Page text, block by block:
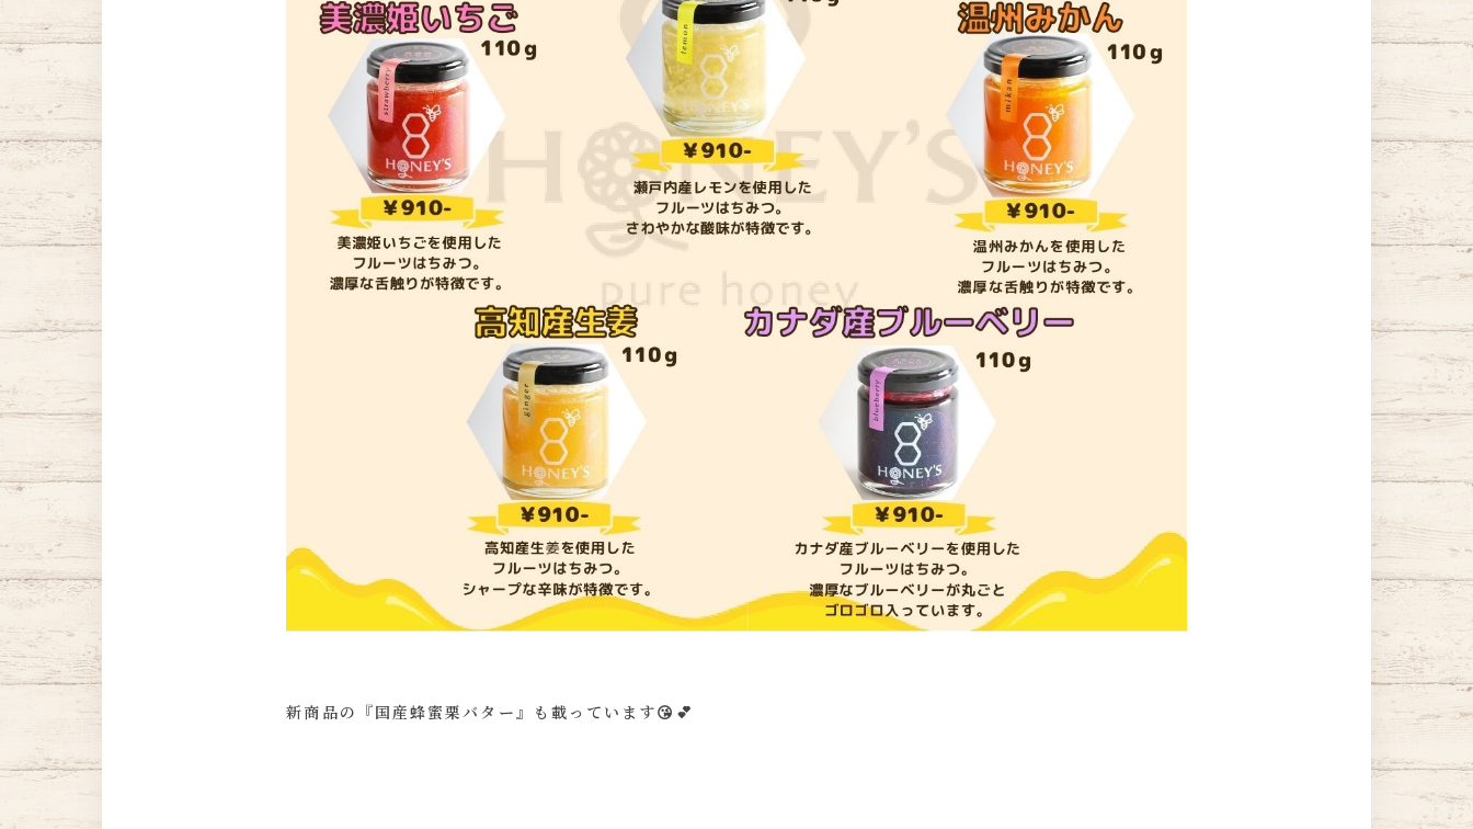
新商品の『国産蜂蜜栗バター』も載っています😘💕